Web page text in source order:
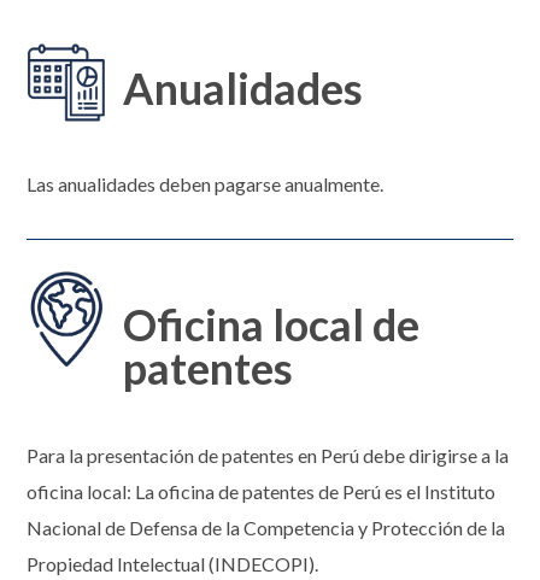
Anualidades
Las anualidades deben pagarse anualmente.
Oficina local de
patentes
Para la presentación de patentes en Perú debe dirigirse a la
oficina local: La oficina de patentes de Perú es el Instituto
Nacional de Defensa de la Competencia y Protección de la
Propiedad Intelectual (INDECOPI).